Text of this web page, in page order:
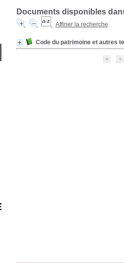
Documents disponibles
Affiner la recherche
Code du patrimoine et autres